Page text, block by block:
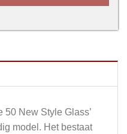
50 New Style Glass’
model. Het bestaat